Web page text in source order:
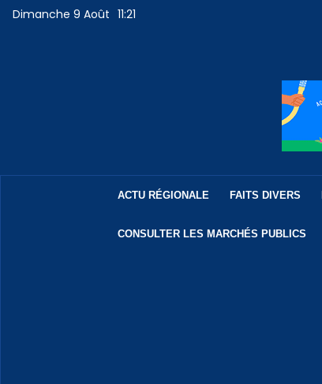
Dimanche 9 Août 11:21
ACTU RÉGIONALE FAITS DIVERS
CONSULTER LES MARCHÉS PUBLICS